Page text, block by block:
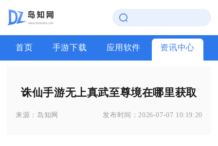
首页 手游下载 应用软件 资讯中心
诛仙手游无上真武至尊境在哪里获取
来源： 岛知网 发布时间： 2026-07-07 10:19:20